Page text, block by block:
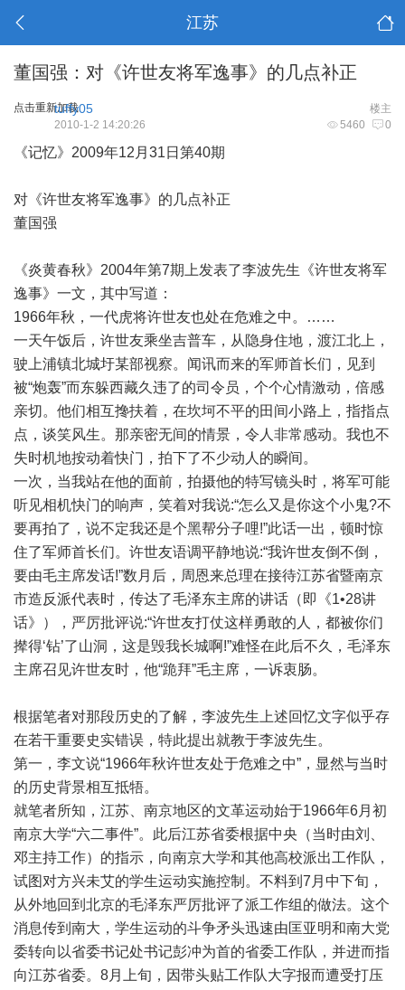
江苏
董国强：对《许世友将军逸事》的几点补正
点击重新加载 楼主
tuffy05
5460 0
2010-1-2 14:20:26
《记忆》2009年12月31日第40期
对《许世友将军逸事》的几点补正
董国强
《炎黄春秋》2004年第7期上发表了李波先生《许世友将军
逸事》一文，其中写道：
1966年秋，一代虎将许世友也处在危难之中。……
一天午饭后，许世友乘坐吉普车，从隐身住地，渡江北上，
驶上浦镇北城圩某部视察。闻讯而来的军师首长们，见到
被“炮轰”而东躲西藏久违了的司令员，个个心情激动，倍感
亲切。他们相互搀扶着，在坎坷不平的田间小路上，指指点
点，谈笑风生。那亲密无间的情景，令人非常感动。我也不
失时机地按动着快门，拍下了不少动人的瞬间。
一次，当我站在他的面前，拍摄他的特写镜头时，将军可能
听见相机快门的响声，笑着对我说:“怎么又是你这个小鬼?不
要再拍了，说不定我还是个黑帮分子哩!”此话一出，顿时惊
住了军师首长们。许世友语调平静地说:“我许世友倒不倒，
要由毛主席发话!”数月后，周恩来总理在接待江苏省暨南京
市造反派代表时，传达了毛泽东主席的讲话（即《1•28讲
话》），严厉批评说:“许世友打仗这样勇敢的人，都被你们
撵得‘钻’了山洞，这是毁我长城啊!”难怪在此后不久，毛泽东
主席召见许世友时，他“跪拜”毛主席，一诉衷肠。
根据笔者对那段历史的了解，李波先生上述回忆文字似乎存
在若干重要史实错误，特此提出就教于李波先生。
第一，李文说“1966年秋许世友处于危难之中”，显然与当时
的历史背景相互抵牾。
就笔者所知，江苏、南京地区的文革运动始于1966年6月初
南京大学“六二事件”。此后江苏省委根据中央（当时由刘、
邓主持工作）的指示，向南京大学和其他高校派出工作队，
试图对方兴未艾的学生运动实施控制。不料到7月中下旬，
从外地回到北京的毛泽东严厉批评了派工作组的做法。这个
消息传到南大，学生运动的斗争矛头迅速由匡亚明和南大党
委转向以省委书记处书记彭冲为首的省委工作队，并进而指
向江苏省委。8月上旬，因带头贴工作队大字报而遭受打压